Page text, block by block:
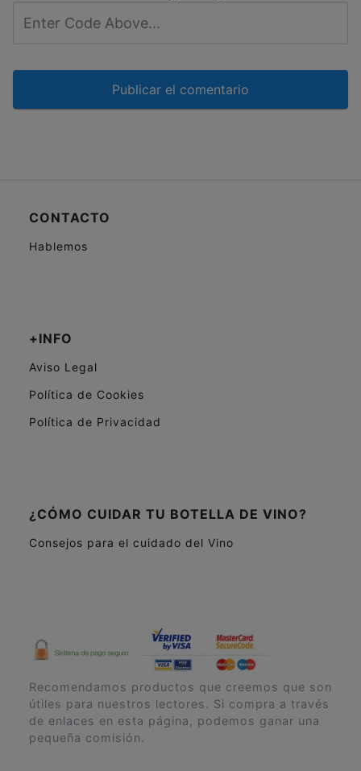
CONTACTO
Hablemos
+INFO
Aviso Legal
Política de Cookies
Política de Privacidad
¿CÓMO CUIDAR TU BOTELLA DE VINO?
Consejos para el cuidado del Vino
Recomendamos productos que creemos que son
útiles para nuestros lectores. Si compra a través
de enlaces en esta página, podemos ganar una
pequeña comisión.